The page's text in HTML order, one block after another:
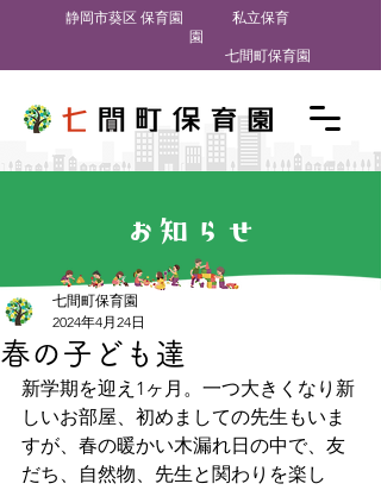
私立保育
園
七間町保育園
​静岡市葵区 保育園
お知らせ
春の子ども達
七間町保育園
2024年4月24日
新学期を迎え1ヶ月。一つ大きくなり新
しいお部屋、初めましての先生もいま
すが、春の暖かい木漏れ日の中で、友
だち、自然物、先生と関わりを楽し